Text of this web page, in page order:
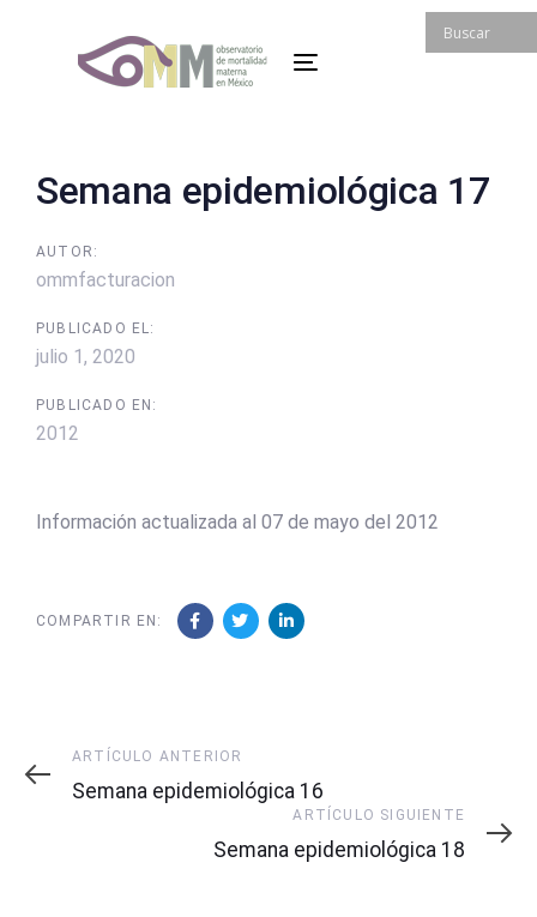
content
Toggle
Semana epidemiológica 17
AUTOR:
ommfacturacion
PUBLICADO EL:
julio 1, 2020
PUBLICADO EN:
2012
Información actualizada al 07 de mayo del 2012
COMPARTIR EN:
Post
navigation
Artículo
Anterior
ARTÍCULO ANTERIOR
Semana epidemiológica 16
Siguiente
ARTÍCULO SIGUIENTE
Semana epidemiológica 18